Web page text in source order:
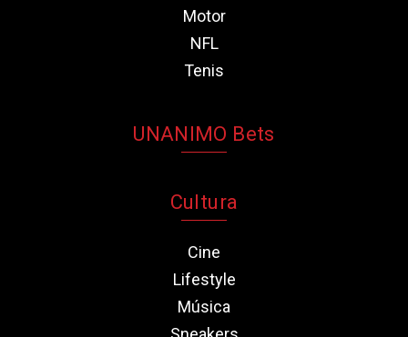
Motor
NFL
Tenis
UNANIMO Bets
Cultura
Cine
Lifestyle
Música